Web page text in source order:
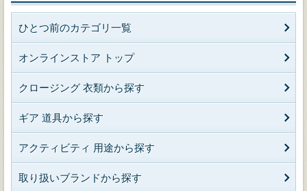
ひとつ前のカテゴリ一覧
オンラインストア トップ
クロージング 衣類から探す
ギア 道具から探す
アクティビティ 用途から探す
取り扱いブランドから探す